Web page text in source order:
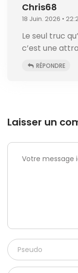
Chris68
18 Juin. 2026 •
Le seul truc
c’est une
RÉPONDRE
Laisser un